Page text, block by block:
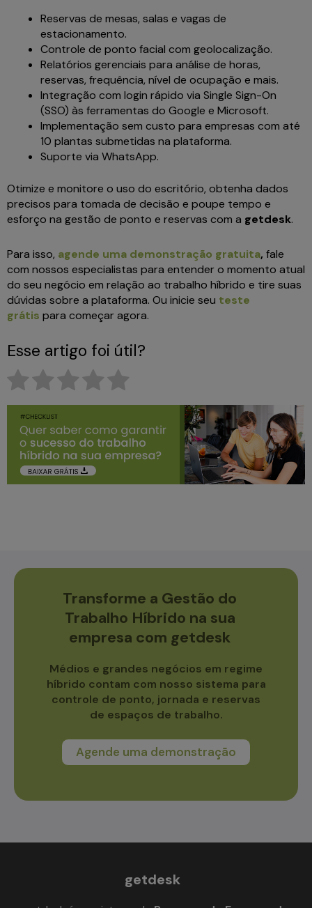
Reservas de mesas, salas e vagas de
estacionamento.
Controle de ponto facial com geolocalização.
Relatórios gerenciais para análise de horas,
reservas, frequência, nível de ocupação e mais.
Integração com login rápido via Single Sign-On
(SSO) às ferramentas do Google e Microsoft.
Implementação sem custo para empresas com até
10 plantas submetidas na plataforma.
Suporte via WhatsApp.
Otimize e monitore o uso do escritório, obtenha dados
precisos para tomada de decisão e poupe tempo e
esforço na gestão de ponto e reservas com a getdesk.
Para isso, agende uma demonstração gratuita, fale
com nossos especialistas para entender o momento atual
do seu negócio em relação ao trabalho híbrido e tire suas
dúvidas sobre a plataforma. Ou inicie seu teste
grátis para começar agora.
Esse artigo foi útil?
Transforme a Gestão do
Trabalho Híbrido na sua
empresa com getdesk
Médios e grandes negócios em regime
híbrido contam com nosso sistema para
controle de ponto, jornada e reservas
de espaços de trabalho.
Agende uma demonstração
getdesk